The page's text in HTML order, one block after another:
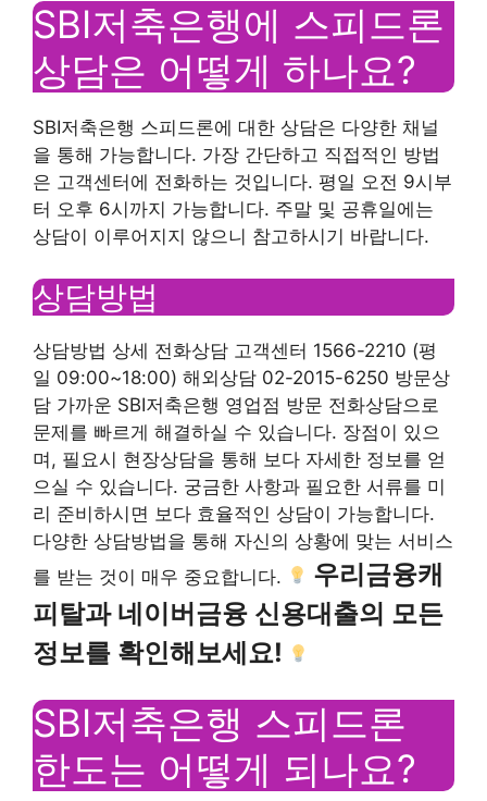
SBI저축은행에 스피드론
상담은 어떻게 하나요?
SBI저축은행 스피드론에 대한 상담은 다양한 채널
을 통해 가능합니다. 가장 간단하고 직접적인 방법
은 고객센터에 전화하는 것입니다. 평일 오전 9시부
터 오후 6시까지 가능합니다. 주말 및 공휴일에는
상담이 이루어지지 않으니 참고하시기 바랍니다.
상담방법
상담방법 상세 전화상담 고객센터 1566-2210 (평
일 09:00~18:00) 해외상담 02-2015-6250 방문상
담 가까운 SBI저축은행 영업점 방문 전화상담으로
문제를 빠르게 해결하실 수 있습니다. 장점이 있으
며, 필요시 현장상담을 통해 보다 자세한 정보를 얻
으실 수 있습니다. 궁금한 사항과 필요한 서류를 미
리 준비하시면 보다 효율적인 상담이 가능합니다.
다양한 상담방법을 통해 자신의 상황에 맞는 서비스
를 받는 것이 매우 중요합니다.
우리금융캐
피탈과 네이버금융 신용대출의 모든
정보를 확인해보세요!
SBI저축은행 스피드론
한도는 어떻게 되나요?